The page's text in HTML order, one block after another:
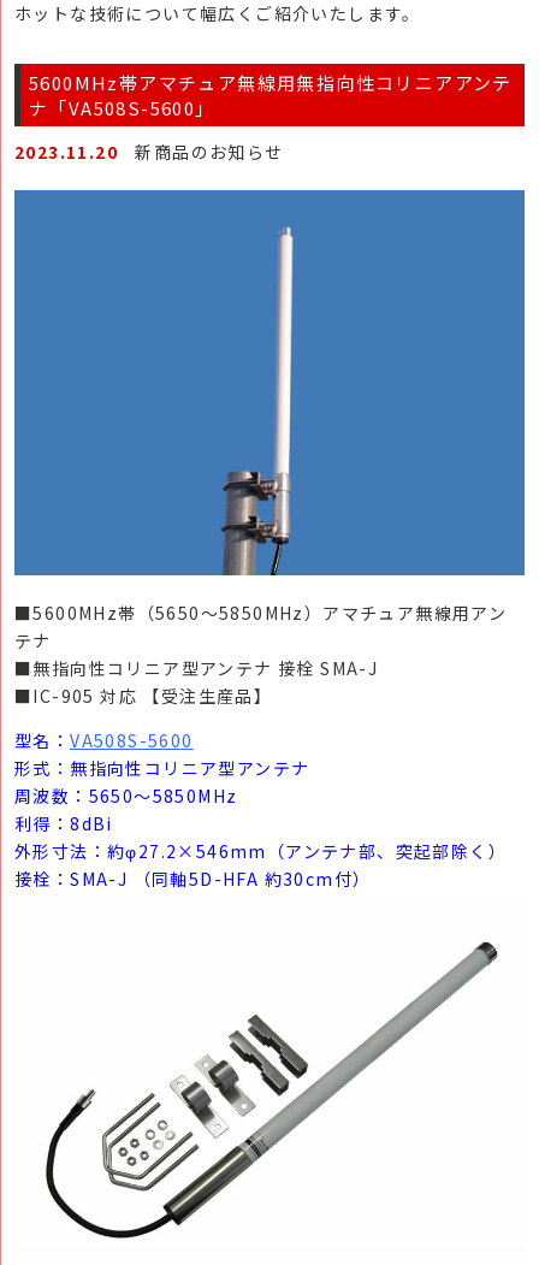
ホットな技術について幅広くご紹介いたします。
5600MHz帯アマチュア無線用無指向性コリニアアンテ
ナ「VA508S-5600」
2023.11.20 新商品のお知らせ
■5600MHz帯（5650～5850MHz）アマチュア無線用アン
テナ
■無指向性コリニア型アンテナ 接栓 SMA-J
■IC-905 対応 【受注生産品】
型名：VA508S-5600
形式：無指向性コリニア型アンテナ
周波数：5650～5850MHz
利得：8dBi
外形寸法：約φ27.2×546mm（アンテナ部、突起部除く）
接栓：SMA-J （同軸5D-HFA 約30cm付）